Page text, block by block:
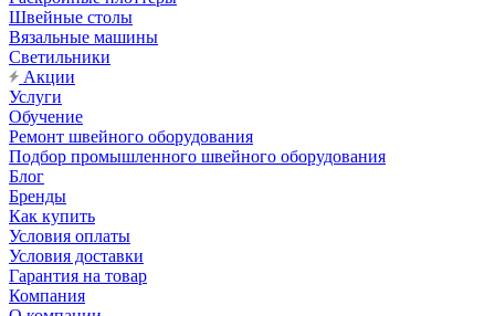
Швейные столы
Вязальные машины
Светильники
Акции
Услуги
Обучение
Ремонт швейного оборудования
Подбор промышленного швейного оборудования
Блог
Бренды
Как купить
Условия оплаты
Условия доставки
Гарантия на товар
Компания